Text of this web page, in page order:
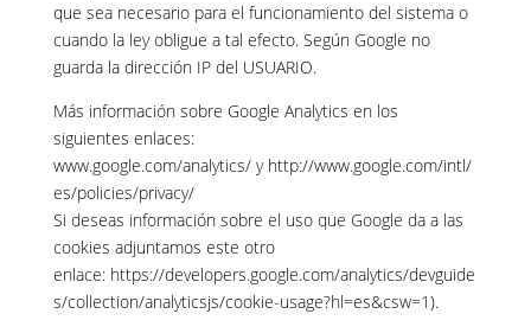
que sea necesario para el funcionamiento del sistema o
cuando la ley obligue a tal efecto. Según Google no
guarda la dirección IP del USUARIO.
Más información sobre Google Analytics en los
siguientes enlaces:
www.google.com/analytics/ y http://www.google.com/intl/
es/policies/privacy/
Si deseas información sobre el uso que Google da a las
cookies adjuntamos este otro
enlace: https://developers.google.com/analytics/devguide
s/collection/analyticsjs/cookie-usage?hl=es&csw=1).